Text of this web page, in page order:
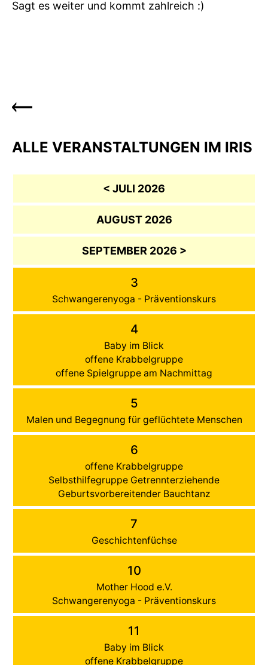
Sagt es weiter und kommt zahlreich :)
ALLE VERANSTALTUNGEN IM IRIS
< JULI 2026
AUGUST 2026
SEPTEMBER 2026 >
3
Schwangerenyoga - Präventionskurs
4
Baby im Blick
offene Krabbelgruppe
offene Spielgruppe am Nachmittag
5
Malen und Begegnung für geflüchtete Menschen
6
offene Krabbelgruppe
Selbsthilfegruppe Getrennterziehende
Geburtsvorbereitender Bauchtanz
7
Geschichtenfüchse
10
Mother Hood e.V.
Schwangerenyoga - Präventionskurs
11
Baby im Blick
offene Krabbelgruppe